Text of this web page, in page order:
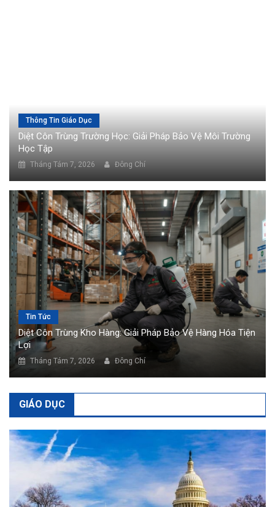
Thông Tin Giáo Dục
Diệt Côn Trùng Trường Học: Giải Pháp Bảo Vệ Môi Trường
Học Tập
Tháng Tám 7, 2026 Đông Chí
Tin Tức
Diệt Côn Trùng Kho Hàng: Giải Pháp Bảo Vệ Hàng Hóa Tiện
Lợi
Tháng Tám 7, 2026 Đông Chí
GIÁO DỤC